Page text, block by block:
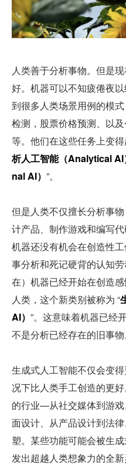
人类善于分析事物。但是
好。机器可以不知疲倦夜
到很多人类场景用例的模
检测，股票价格预测、以
等。他们在这些任务上变
析人工智能（Analytical AI
nal AI） ”。
但是人类不仅擅长分析事
计产品、制作游戏和编写
机器还没有机会在创造性
事分析和死记硬背的认知
在）机器已经开始在创造
人类，这个新类别被称为 “
AI） ”。这意味着机器已经
不是分析已经存在的旧事物
生成式人工智能不仅会变
况下比人类手工创造的更
的行业—从社交媒体到游
面设计、从产品设计到法
塑。某些功能可能会被生
发出超越人类想象力的全新